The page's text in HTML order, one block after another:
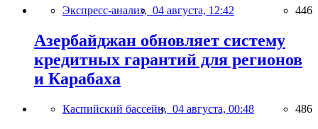
Экспресс-анализ, 04 августа, 12:42 446
Азербайджан обновляет систему
кредитных гарантий для регионов
и Карабаха
Каспийский бассейн, 04 августа, 00:48 486